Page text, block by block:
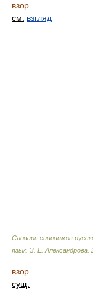
взор
см.
взгляд
Словарь синонимов
язык. З. Е. Александрова
взор
сущ.